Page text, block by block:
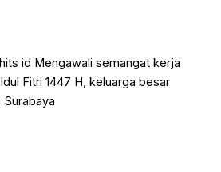
id Mengawali semangat kerja
Fitri 1447 H, keluarga besar